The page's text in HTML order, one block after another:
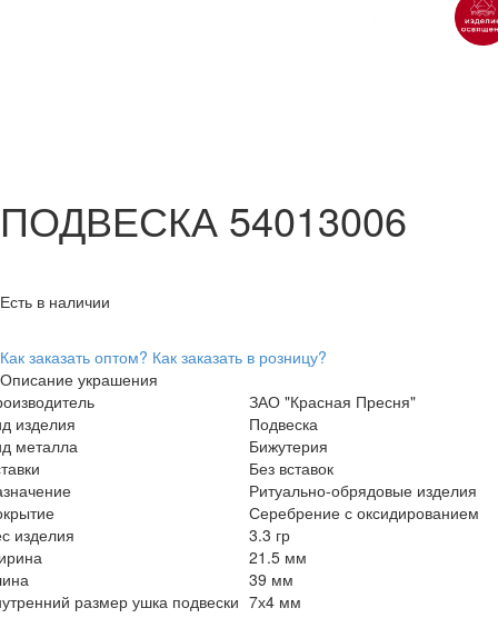
ПОДВЕСКА 54013006
Есть в наличии
Как заказать оптом? Как заказать в розницу?
Описание украшения
ЗАО "Красная Пресня"
изделия
Подвеска
металла
Бижутерия
Без вставок
Ритуально-обрядовые изделия
Серебрение с оксидированием
изделия
3.3 гр
21.5 мм
39 мм
размер ушка подвески 7х4 мм